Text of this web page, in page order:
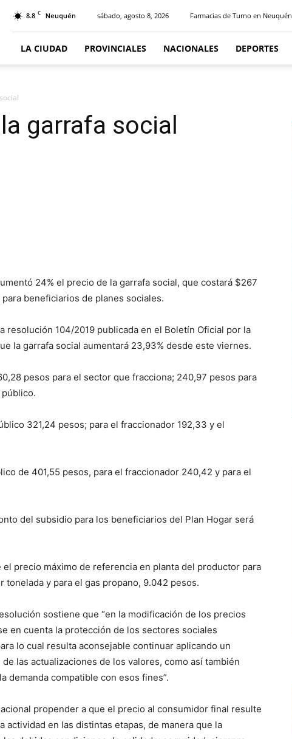
8.8 C Neuquén sábado, agosto 8, 2026 Farmacias de Turno en Neuquén
LA CIUDAD PROVINCIALES NACIONALES DEPORTES
garrafa social
24% el precio de la garrafa social, que costará $267
beneficiarios de planes sociales.
resolución 104/2019 publicada en el Boletín Oficial por la
la garrafa social aumentará 23,93% desde este viernes.
pesos para el sector que fracciona; 240,97 pesos para
321,24 pesos; para el fraccionador 192,33 y el
de 401,55 pesos, para el fraccionador 240,42 y para el
del subsidio para los beneficiarios del Plan Hogar será
precio máximo de referencia en planta del productor para
tonelada y para el gas propano, 9.042 pesos.
sostiene que “en la modificación de los precios
en cuenta la protección de los sectores sociales
lo cual resulta aconsejable continuar aplicando un
las actualizaciones de los valores, como así también
demanda compatible con esos fines”.
propender a que el precio al consumidor final resulte
actividad en las distintas etapas, de manera que la